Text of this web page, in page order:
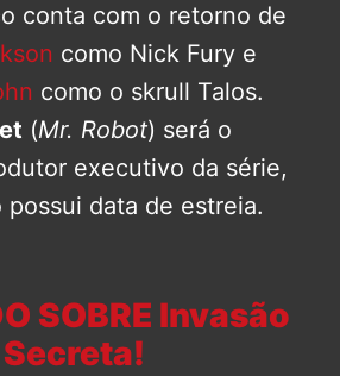
conta com o retorno de
como Nick Fury e
como o skrull Talos.
(Mr. Robot) será o
executivo da série,
possui data de estreia.
SOBRE Invasão
Secreta!